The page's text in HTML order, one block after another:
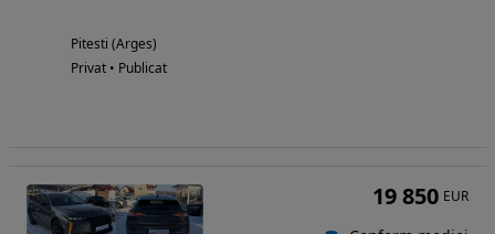
Pitesti (Arges)
Privat • Publicat
19 850 EUR